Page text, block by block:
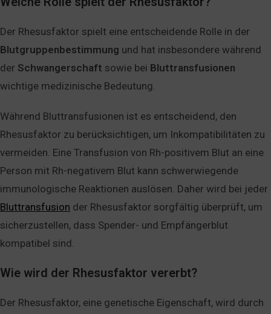
Der Rhesusfaktor spielt eine entscheidende Rolle in der
Blutgruppenbestimmung und hat insbesondere während
der Schwangerschaft sowie bei Bluttransfusionen
wichtige medizinische Bedeutung.
Während Bluttransfusionen ist es entscheidend, den
Rhesusfaktor zu berücksichtigen, um Inkompatibilitäten zu
vermeiden. Eine Transfusion von Rh-positivem Blut an eine
Person mit Rh-negativem Blut kann schwerwiegende
immunologische Reaktionen auslösen. Daher wird bei jeder
Bluttransfusion der Rhesusfaktor sorgfältig überprüft, um
sicherzustellen, dass Spender- und Empfängerblut
kompatibel sind.
Wie wird der Rhesusfaktor vererbt?
Der Rhesusfaktor, eine genetische Eigenschaft, wird durch